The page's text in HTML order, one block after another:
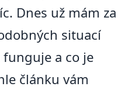
Dnes už mám za
situací
a co je
článku vám